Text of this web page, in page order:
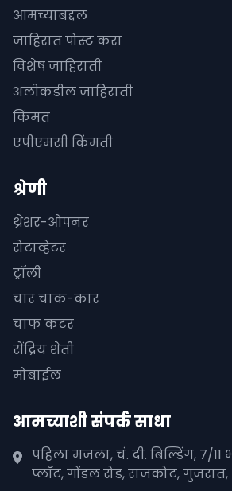
आमच्याबद्दल
जाहिरात पोस्ट करा
विशेष जाहिराती
अलीकडील जाहिराती
किंमत
एपीएमसी किंमती
श्रेणी
थ्रेशर-ओपनर
रोटाव्हेटर
ट्रॉली
चार चाक-कार
चाफ कटर
सेंद्रिय शेती
मोबाईल
आमच्याशी संपर्क साधा
पहिला मजला, चं. दी. बिल्डिंग, 7/
प्लॉट, गोंडल रोड, राजकोट,